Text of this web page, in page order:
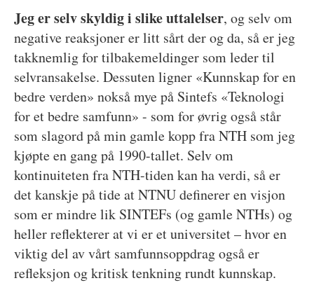
Jeg er selv skyldig i slike uttalelser, og selv om
negative reaksjoner er litt sårt der og da, så er jeg
takknemlig for tilbakemeldinger som leder til
selvransakelse. Dessuten ligner «Kunnskap for en
bedre verden» nokså mye på Sintefs «Teknologi
for et bedre samfunn» - som for øvrig også står
som slagord på min gamle kopp fra NTH som jeg
kjøpte en gang på 1990-tallet. Selv om
kontinuiteten fra NTH-tiden kan ha verdi, så er
det kanskje på tide at NTNU definerer en visjon
som er mindre lik SINTEFs (og gamle NTHs) og
heller reflekterer at vi er et universitet – hvor en
viktig del av vårt samfunnsoppdrag også er
refleksjon og kritisk tenkning rundt kunnskap.